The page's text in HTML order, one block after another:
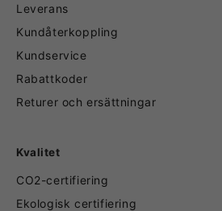
Leverans
Kundåterkoppling
Kundservice
Rabattkoder
Returer och ersättningar
Kvalitet
CO2-certifiering
Ekologisk certifiering